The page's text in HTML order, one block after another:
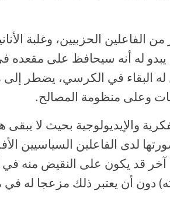
الفاعلين الحزبيين، وغلبة
له أنه سيحافظ على مقعده
له البقاء في الكرسي، يضطر إلى
وعلى منظومة المصالح.
والإيديولوجية بحيث لا يبقى
لدى الفاعلين السياسيين
آخر قد يكون على النقيض منه
دون أن يعتبر ذلك مزعجا له